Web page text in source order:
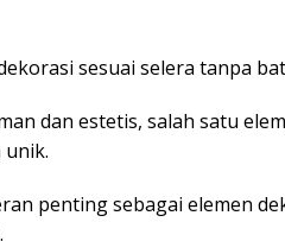
sesuai selera tanpa
dan estetis, salah satu
unik.
penting sebagai elemen